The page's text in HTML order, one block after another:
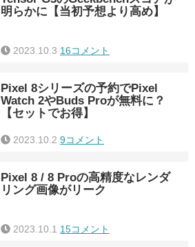
明らかに【当初予想より高め】
2023.10.3 16コメント
Pixel 8シリーズの予約でPixel
Watch 2やBuds Proが無料に？
【セットでお得】
2023.10.2 9コメント
Pixel 8 / 8 Proの高精度なレンダ
リング画像がリーク
2023.10.1 15コメント